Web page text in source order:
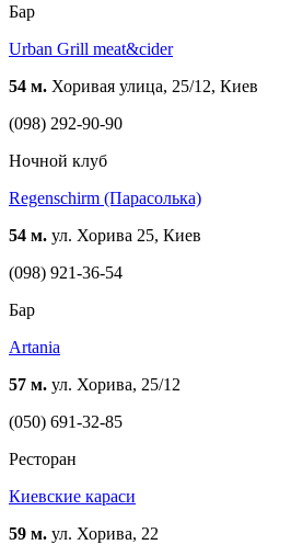
Бар
Urban Grill meat&cider
54 м. Хоривая улица, 25/12, Киев
(098) 292-90-90
Ночной клуб
Regenschirm (Парасолька)
54 м. ул. Хорива 25, Киев
(098) 921-36-54
Бар
Artania
57 м. ул. Хорива, 25/12
(050) 691-32-85
Ресторан
Киевские караси
59 м. ул. Хорива, 22